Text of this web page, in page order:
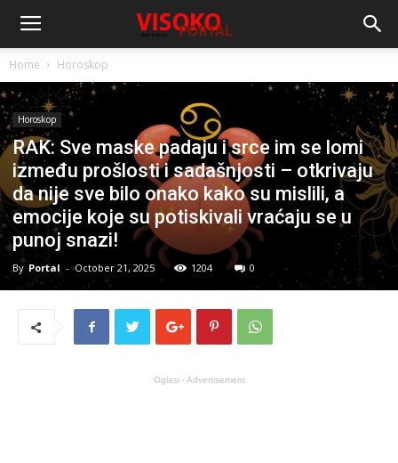
Home Horoskop
Horoskop
RAK: Sve maske padaju i srce im se lomi
između prošlosti i sadašnjosti – otkrivaju
da nije sve bilo onako kako su mislili, a
emocije koje su potiskivali vraćaju se u
punoj snazi!
By Portal - October 21, 2025 1204 0
Oglasi - Advertisement